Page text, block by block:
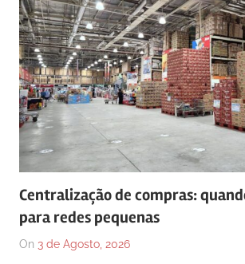
Centralização de compras:
para redes pequenas
On 3 de Agosto, 2026